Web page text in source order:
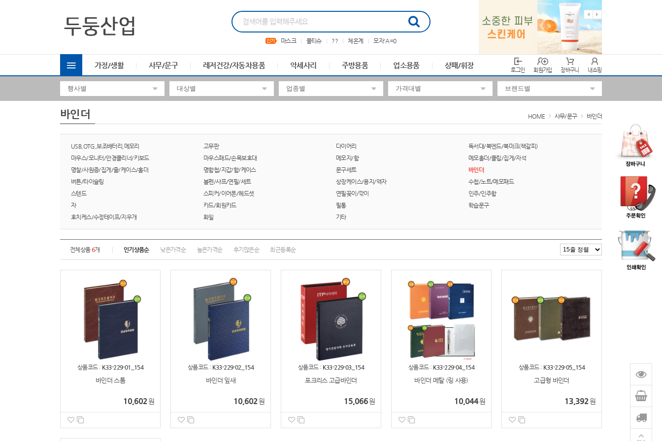
마스크 물티슈 ?? 체온계 모자'A=0
가정/생활 사무/문구 레저건강/자동차용품 악세사리 주방용품 업소용품 상패/휘장
로그인 회원가입 장바구니 내쇼핑
바인더 HOME 사무/문구 바인더
USB,OTG,보조배터리,메모리 고무판 다이어리
독서대/북엔드/북마크(책갈피)
마우스/모니터/안경클리너/키보드
마우스패드/손목보호대 메모지/함
메모홀더/클립/집게/자석
명찰/사원증/집게/줄/케이스/홀더
명함첩/지갑/함/케이스 문구세트
바인더
버튼/타이슬링
볼펜/샤프/연필/세트 상장케이스/용지/액자
수첩/노트/메모패드
스텐드
스피커/이어폰/헤드셋 연필꽂이/깎이
인주/인주함
자
카드/회원카드 필통
학습문구
호치케스/수정테이프/지우개
화일 기타
전체상품6개 인기상품순 낮은가격순 높은가격순 후기많은순 최근등록순
상품코드 : K33-229-01_154
바인더 스톰
10,602원
상품코드 : K33-229-02_154
바인더 잎새
10,602원
상품코드 : K33-229-03_154
포크리스 고급바인더
15,066원
상품코드 : K33-229-04_154
바인더 메탈 (링 사용)
10,044원
상품코드 : K33-229-05_154
고급형 바인더
13,392원